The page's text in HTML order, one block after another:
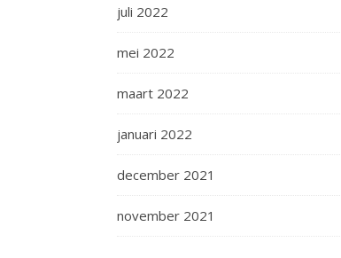
juli 2022
mei 2022
maart 2022
januari 2022
december 2021
november 2021